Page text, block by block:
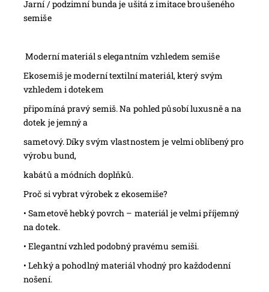
Jarní / podzimní bunda je ušitá z imitace broušeného
semiše
Moderní materiál s elegantním vzhledem semiše
Ekosemiš je moderní textilní materiál, který svým
vzhledem i dotekem
připomíná pravý semiš. Na pohled působí luxusně a na
dotek je jemný a
sametový. Díky svým vlastnostem je velmi oblíbený pro
výrobu bund,
kabátů a módních doplňků.
Proč si vybrat výrobek z ekosemiše?
•Sametově hebký povrch – materiál je velmi příjemný
na dotek.
•Elegantní vzhled podobný pravému semiši.
•Lehký a pohodlný materiál vhodný pro každodenní
nošení.